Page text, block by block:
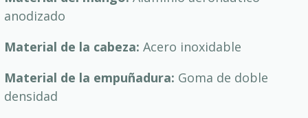
anodizado
Material de la cabeza: Acero inoxidable
Material de la empuñadura: Goma de doble
densidad